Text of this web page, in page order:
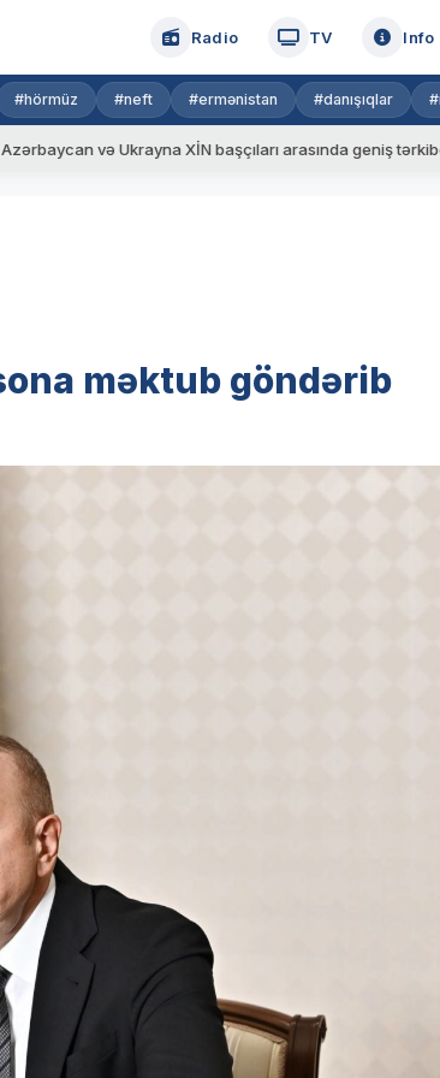
Radio TV Info
#hörmüz #neft #ermənistan #danışıqlar
və Ukrayna XİN başçıları arasında geniş tərkibdə
məktub göndərib